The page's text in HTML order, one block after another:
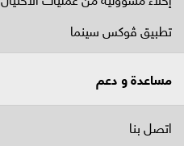
تطبيق ڤوكس سينما
مساعدة و دعم
اتصل بنا